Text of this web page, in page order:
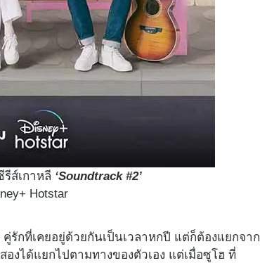
ส์เกาหลี ‘Soundtrack #2’
Hotstar
คู่รักที่เคยอยู่ด้วยกันเป็นเวลาหกปี แต่ก็ต้องแยกจาก
งได้แยกไปตามทางของตัวเอง แต่เมื่อซูโฮ ที่